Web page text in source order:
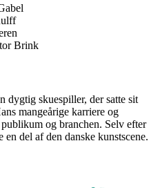
Brink
dygtig skuespiller, der satte sit
mangeårige karriere og
og branchen. Selv efter
del af den danske kunstscene.